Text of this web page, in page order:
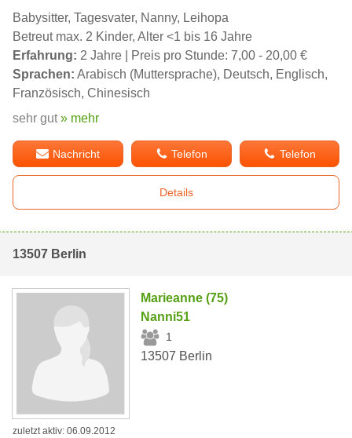
Babysitter, Tagesvater, Nanny, Leihopa
Betreut max. 2 Kinder, Alter <1 bis 16 Jahre
Erfahrung: 2 Jahre | Preis pro Stunde: 7,00 - 20,00 €
Sprachen: Arabisch (Muttersprache), Deutsch, Englisch,
Französisch, Chinesisch
sehr gut» mehr
Nachricht Telefon Telefon
Details
13507 Berlin
Marieanne (75)
Nanni51
1
13507 Berlin
zuletzt aktiv: 06.09.2012